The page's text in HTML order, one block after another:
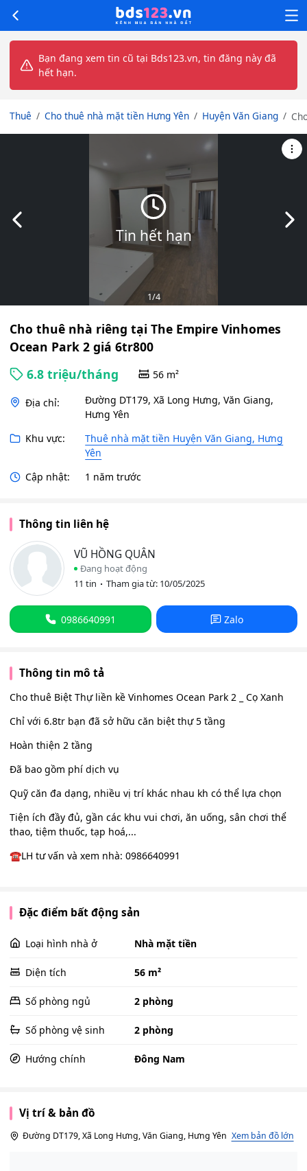
Bạn đang xem tin cũ tại Bds123.vn, tin đăng này đã
hết hạn.
Thuê Cho thuê nhà mặt tiền Hưng Yên Huyện Văn Giang
tại
Tin hết hạn
Slide trước
1/4
Cho thuê nhà riêng tại The Empire Vinhomes
Ocean Park 2 giá 6tr800
6.8 triệu/tháng
56 m²
Địa chỉ:
Đường DT179, Xã Long Hưng, Văn Giang,
Hưng Yên
Khu vực:
Thuê nhà mặt tiền Huyện Văn Giang, Hưng
Yên
Cập nhật:
1 năm trước
Thông tin liên hệ
VŨ HỒNG QUÂN
Đang hoạt động
11 tin
Tham gia từ: 10/05/2025
0986640991 Zalo
Thông tin mô tả
Cho thuê Biệt Thự liền kề Vinhomes Ocean Park 2 _ Cọ Xanh
Chỉ với 6.8tr bạn đã sở hữu căn biệt thự 5 tầng
Hoàn thiện 2 tầng
Đã bao gồm phí dịch vụ
Quỹ căn đa dạng, nhiều vị trí khác nhau kh có thể lựa chọn
Tiện ích đầy đủ, gần các khu vui chơi, ăn uống, sân chơi thể
thao, tiệm thuốc, tạp hoá,...
☎LH tư vấn và xem nhà: 0986640991
Đặc điểm bất động sản
Loại hình nhà ở Nhà mặt tiền
Diện tích 56 m²
Số phòng ngủ 2 phòng
Số phòng vệ sinh 2 phòng
Hướng chính Đông Nam
Vị trí & bản đồ
Đường DT179, Xã Long Hưng, Văn Giang, Hưng Yên Xem bản đồ lớn